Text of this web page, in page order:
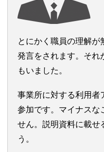
とにかく職員の理解が
発言をされます。それ
もいました。
事業所に対する利用者
参加です。マイナスな
せん。説明資料に載せ
う。